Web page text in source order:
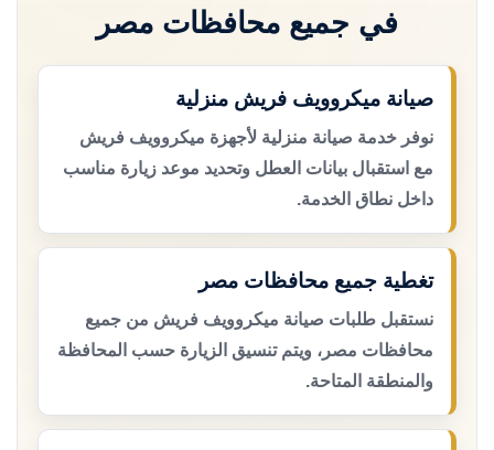
في جميع محافظات مصر
صيانة ميكروويف فريش منزلية
نوفر خدمة صيانة منزلية لأجهزة ميكروويف فريش
مع استقبال بيانات العطل وتحديد موعد زيارة مناسب
داخل نطاق الخدمة.
تغطية جميع محافظات مصر
نستقبل طلبات صيانة ميكروويف فريش من جميع
محافظات مصر، ويتم تنسيق الزيارة حسب المحافظة
والمنطقة المتاحة.